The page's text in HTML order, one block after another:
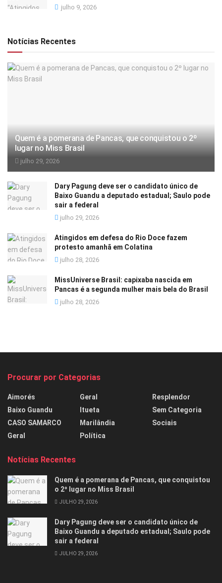
julho 9, 2026
Notícias Recentes
Quem é a pomerana de Pancas, que conquistou o 2º
lugar no Miss Brasil
julho 29, 2026
Dary Pagung deve ser o candidato único de
Baixo Guandu a deputado estadual; Saulo pode
sair a federal
julho 29, 2026
Atingidos em defesa do Rio Doce fazem
protesto amanhã em Colatina
julho 28, 2026
MissUniverse Brasil: capixaba nascida em
Pancas é a segunda mulher mais bela do Brasil
julho 28, 2026
Procurar por Categorias
Aimorés
Baixo Guandu
CASO SAMARCO
Geral
Geral
Itueta
Marilândia
Política
Resplendor
Sem Categoria
Sociais
Notícias Recentes
Quem é a pomerana de Pancas, que conquistou
o 2º lugar no Miss Brasil
JULHO 29, 2026
Dary Pagung deve ser o candidato único de
Baixo Guandu a deputado estadual; Saulo pode
sair a federal
JULHO 29, 2026